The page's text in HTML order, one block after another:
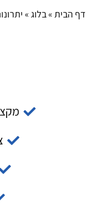
דף הבית»בלוג»